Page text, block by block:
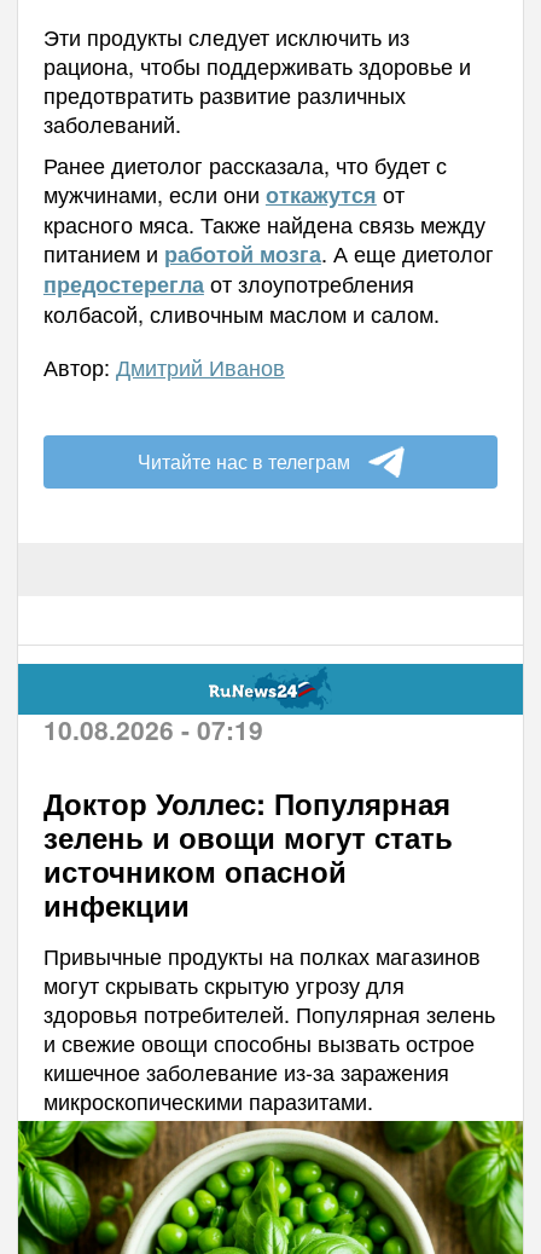
Эти продукты следует исключить из
рациона, чтобы поддерживать здоровье и
предотвратить развитие различных
заболеваний.
Ранее диетолог рассказала, что будет с
мужчинами, если они откажутся от
красного мяса. Также найдена связь между
питанием и работой мозга. А еще диетолог
предостереглаот злоупотребления
колбасой, сливочным маслом и салом.
Автор: Дмитрий Иванов
Читайте нас в телеграм
10.08.2026 - 07:19
Доктор Уоллес: Популярная
зелень и овощи могут стать
источником опасной
инфекции
Привычные продукты на полках магазинов
могут скрывать скрытую угрозу для
здоровья потребителей. Популярная зелень
и свежие овощи способны вызвать острое
кишечное заболевание из-за заражения
микроскопическими паразитами.